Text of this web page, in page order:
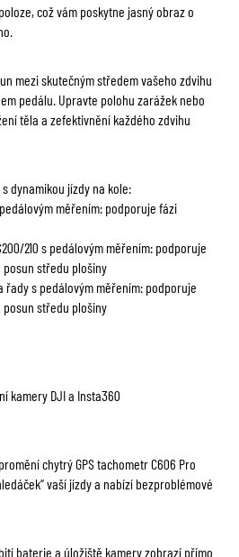
což vám poskytne jasný obraz o
mezi skutečným středem vašeho zdvihu
pedálu. Upravte polohu zarážek nebo
těla a zefektivnění každého zdvihu
dynamikou jízdy na kole:
měřením: podporuje fázi
210 s pedálovým měřením: podporuje
středu plošiny
řady s pedálovým měřením: podporuje
středu plošiny
kamery DJI a Insta360
chytrý GPS tachometr C606 Pro
vaší jízdy a nabízí bezproblémové
baterie a úložiště kamery zobrazí přímo